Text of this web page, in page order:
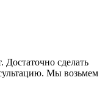
Достаточно сделать
Мы возьмем